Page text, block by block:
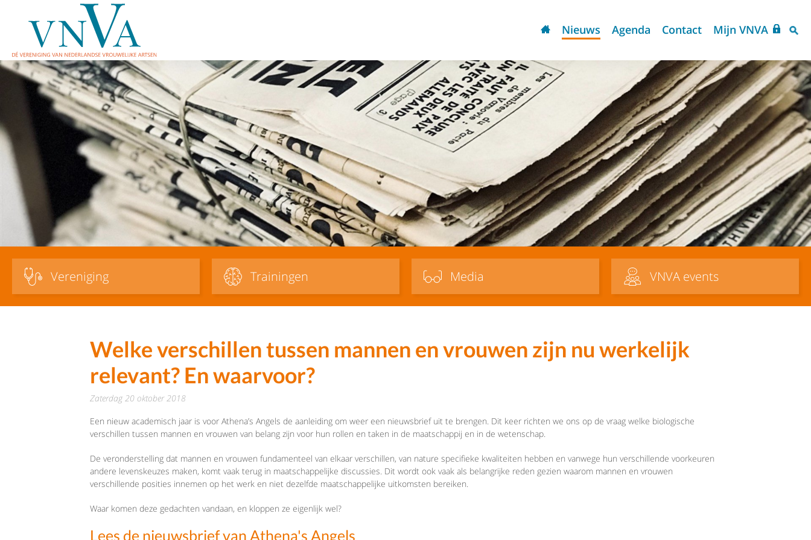
Nieuws Agenda Contact Mijn VNVA
Vereniging Trainingen Media VNVA events
Welke verschillen tussen mannen en vrouwen zijn nu werkelijk
relevant? En waarvoor?
zaterdag 20 oktober 2018
Een nieuw academisch jaar is voor Athena’s Angels de aanleiding om weer een nieuwsbrief uit te brengen. Dit keer richten we ons op de vraag welke biologische
verschillen tussen mannen en vrouwen van belang zijn voor hun rollen en taken in de maatschappij en in de wetenschap.
De veronderstelling dat mannen en vrouwen fundamenteel van elkaar verschillen, van nature specifieke kwaliteiten hebben en vanwege hun verschillende voorkeuren
andere levenskeuzes maken, komt vaak terug in maatschappelijke discussies. Dit wordt ook vaak als belangrijke reden gezien waarom mannen en vrouwen
verschillende posities innemen op het werk en niet dezelfde maatschappelijke uitkomsten bereiken.
Waar komen deze gedachten vandaan, en kloppen ze eigenlijk wel?
Lees de nieuwsbrief van Athena's Angels